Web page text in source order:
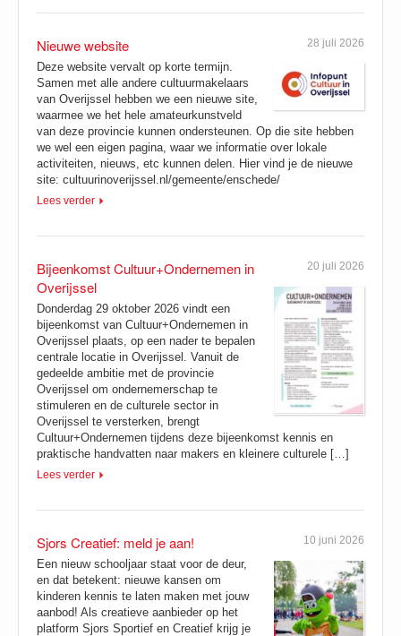
28 juli 2026
Nieuwe website
Deze website vervalt op korte termijn.
Samen met alle andere cultuurmakelaars
van Overijssel hebben we een nieuwe site,
waarmee we het hele amateurkunstveld
van deze provincie kunnen ondersteunen. Op die site hebben
we wel een eigen pagina, waar we informatie over lokale
activiteiten, nieuws, etc kunnen delen. Hier vind je de nieuwe
site: cultuurinoverijssel.nl/gemeente/enschede/
Lees verder
20 juli 2026
Bijeenkomst Cultuur+Ondernemen in
Overijssel
Donderdag 29 oktober 2026 vindt een
bijeenkomst van Cultuur+Ondernemen in
Overijssel plaats, op een nader te bepalen
centrale locatie in Overijssel. Vanuit de
gedeelde ambitie met de provincie
Overijssel om ondernemerschap te
stimuleren en de culturele sector in
Overijssel te versterken, brengt
Cultuur+Ondernemen tijdens deze bijeenkomst kennis en
praktische handvatten naar makers en kleinere culturele […]
Lees verder
10 juni 2026
Sjors Creatief: meld je aan!
Een nieuw schooljaar staat voor de deur,
en dat betekent: nieuwe kansen om
kinderen kennis te laten maken met jouw
aanbod! Als creatieve aanbieder op het
platform Sjors Sportief en Creatief krijg je